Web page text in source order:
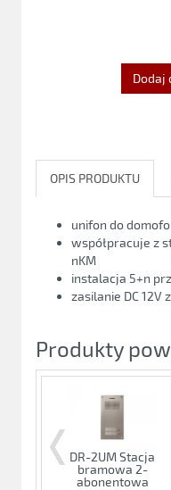
Dodaj
OPIS PRODUKTU
unifon do
współpracuje z
nKM
instalacja 5+n
zasilanie DC 12V
Produkty
DR-2UM Stacja
bramowa 2-
abonentowa